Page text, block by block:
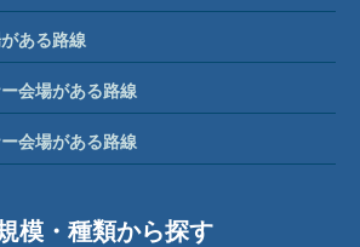
ある路線
会場がある路線
会場がある路線
模・種類から探す